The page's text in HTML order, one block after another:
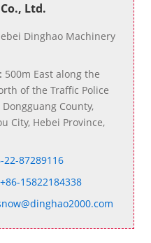
Ltd.
Dinghao Machinery
500m East along the
of the Traffic Police
Dongguang County,
City, Hebei Province,
22-87289116
+86-15822184338